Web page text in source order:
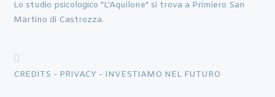
Lo studio psicologico "L'Aquilone" si trova a Primiero San
Martino di Castrozza.
CREDITS - PRIVACY - INVESTIAMO NEL FUTURO